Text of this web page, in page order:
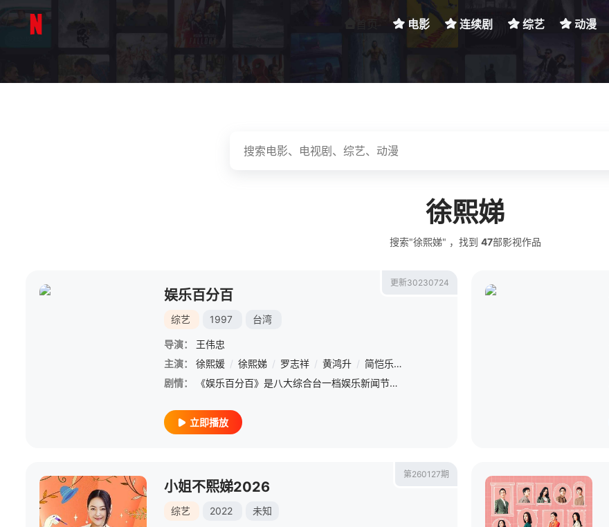
电影 连续剧 综艺 动漫
徐熙娣
搜索"徐熙娣" ，找到 47部影视作品
更新30230724
娱乐百分百
综艺 1997 台湾
导演：
王伟忠
主演：
徐熙媛 / 徐熙娣 / 罗志祥 / 黄鸿升 / 简恺乐 /
剧情：
《娱乐百分百》是八大综合台一档娱乐新闻节目，每天报道最新的娱乐新闻，节目还会请嘉宾现场访谈！节目贴近年轻族群，介绍时下流行的装扮、以及艺人的流行教室，有固定的特别企划，邀请艺人完成从未尝试过的事情。
立即播放
第260127期
小姐不熙娣2026
综艺 2022 未知